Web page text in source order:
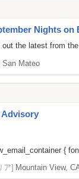
Nights on
the latest from
San Mateo
Advisory
{
ア] Mountain View,